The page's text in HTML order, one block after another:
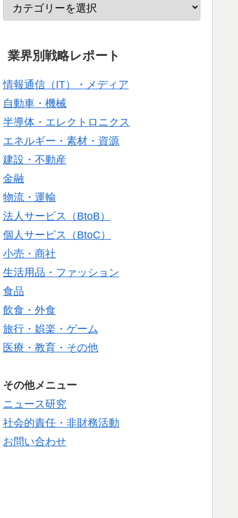
業界別戦略レポート
情報通信（IT）・メディア
自動車・機械
半導体・エレクトロニクス
エネルギー・素材・資源
建設・不動産
金融
物流・運輸
法人サービス（BtoB）
個人サービス（BtoC）
小売・商社
生活用品・ファッション
食品
飲食・外食
旅行・娯楽・ゲーム
医療・教育・その他
その他メニュー
ニュース研究
社会的責任・非財務活動
お問い合わせ